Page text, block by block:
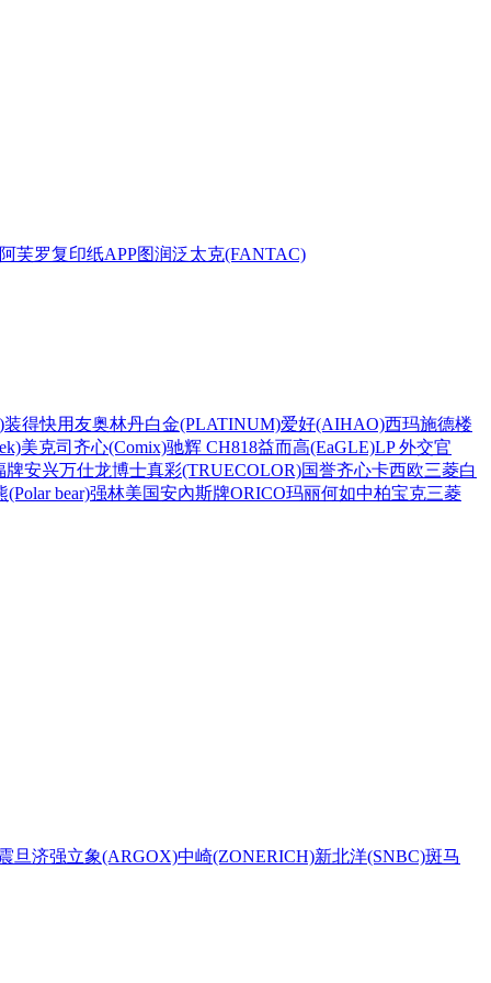
阿芙罗复印纸APP图润泛太克(FANTAC)
装得快用友奥林丹白金(PLATINUM)爱好(AIHAO)西玛施德楼
美克司 齐心(Comix)驰辉 CH818益而高(EaGLE)LP 外交官
牌安兴万仕龙博士真彩(TRUECOLOR)国誉齐心卡西欧三菱白
(Polar bear)强林美国安內斯牌ORICO玛丽何如中柏宝克三菱
旦济强立象(ARGOX)中崎(ZONERICH)新北洋(SNBC)斑马